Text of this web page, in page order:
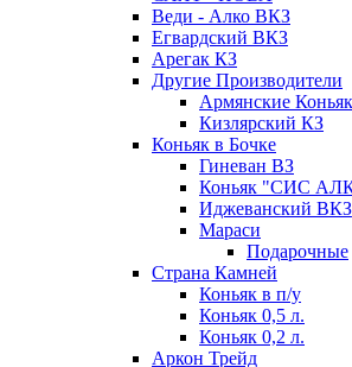
Веди - Алко ВКЗ
Егвардский ВКЗ
Арегак КЗ
Другие Производители
Армянские
Кизлярский КЗ
Коньяк в Бочке
Гиневан ВЗ
Коньяк "СИС
Иджеванский ВКЗ
Мараси
Подарочные
Страна Камней
Коньяк в п/у
Коньяк 0,5 л.
Коньяк 0,2 л.
Аркон Трейд